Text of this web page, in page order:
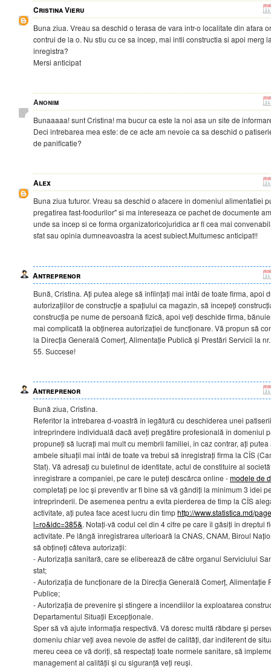
Cristina Vieru
Buna ziua. Vreau sa deschid o terasa de vara intr-o localitate din afara
contrui de la o. Nu stiu cu ce sa incep, mai intii constructia si apoi merg
inregistra?
Mersi anticipat
Anonim
Bunaaaaa! sunt Cristina! ma bucur ca este la noi asa un site de
Deci intrebarea mea este: de ce acte am nevoie ca sa deschid o
de panificatie?
Alex
Buna ziua tuturor. Vreau sa deschid o afacere in domeniul alimentatiei
pregatirea fast-foodurilor" si ma intereseaza ce pachet de documente
unde sa incep si ce forma organizatoricojuridica ar fi cea mai
sfat sau opinia dumneavoastra la acest subiect.Multumesc anticipat!!
Antreprenor
Bună, Cristina. Ați putea alege să înființați mai întâi de toate firma, apoi
autorizațiilor de construcție a spațiului ca magazin, să începeți
construcția pe nume de persoană fizică, apoi veți deschide firma,
mai complicată la obținerea autorizației de funcționare. Vă propun să
la Direcția Generală Comerț, Alimentație Publică și Prestări Servicii la
55. Succese!
Antreprenor
Bună ziua, Cristina.
Referitor la întrebarea d-voastră în legătură cu deschiderea unei
întreprindere individuală dacă aveți pregătire profesională în domeniul
propuneți să lucrați mai mult cu membrii familiei, în caz contrar, ați
ambele situații mai întâi de toate va trebui să înregistrați firma la CÎS
Stat). Vă adresați cu buletinul de identitate, actul de constituire al
înregistrare a companiei, pe care le puteți descărca online -modele de
completați pe loc și preventiv ar fi bine să vă gândiți la minimum 3 idei
întreprinderii. De asemenea pentru a evita pierderea de timp la CÎS
activitate, ați putea face acest lucru din timphttp://www.statistica.md/
l=ro&idc=385&. Notați-vă codul cel din 4 cifre pe care îl găsiți în dreptul
activitate. Pe lângă înregistrarea ulterioară la CNAS, CNAM, Biroul
să obțineți câteva autorizații:
- Autorizația sanitară, care se eliberează de către organul Serviciului
stat;
- Autorizația de funcționare de la Direcția Generală Comerț, Alimentație
Publice;
- Autorizația de prevenire și stingere a incendiilor la exploatarea
Departamentul Situații Excepționale.
Sper să vă ajute informația respectivă. Vă doresc multă răbdare și
domeniu chiar veți avea nevoie de astfel de calități, dar indiferent de
mereu ceea ce vă doriți, să respectați toate normele sanitare, să
management al calității și cu siguranță veți reuși.